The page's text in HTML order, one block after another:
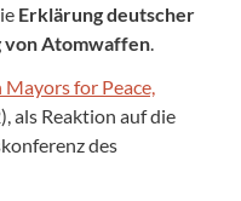
Erklärung deutscher
von Atomwaffen
for Peace,
als Reaktion auf die
des